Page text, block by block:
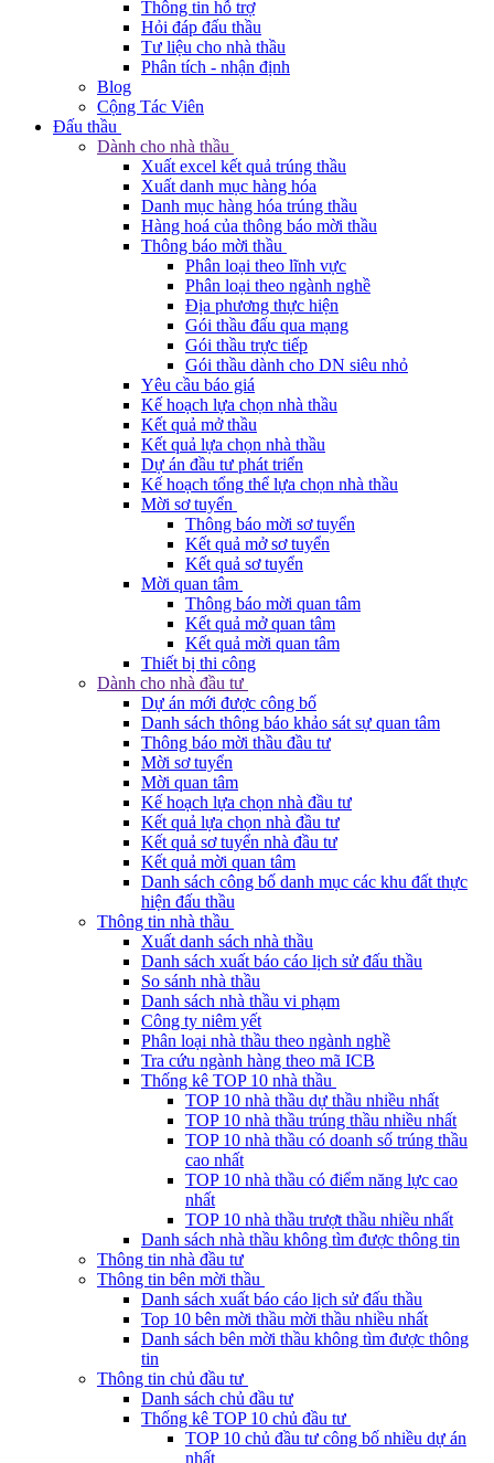
Thông tin hỗ trợ
Hỏi đáp đấu thầu
Tư liệu cho nhà thầu
Phân tích - nhận định
Blog
Cộng Tác Viên
Đấu thầu
Dành cho nhà thầu
Xuất excel kết quả trúng thầu
Xuất danh mục hàng hóa
Danh mục hàng hóa trúng thầu
Hàng hoá của thông báo mời thầu
Thông báo mời thầu
Phân loại theo lĩnh vực
Phân loại theo ngành nghề
Địa phương thực hiện
Gói thầu đấu qua mạng
Gói thầu trực tiếp
Gói thầu dành cho DN siêu nhỏ
Yêu cầu báo giá
Kế hoạch lựa chọn nhà thầu
Kết quả mở thầu
Kết quả lựa chọn nhà thầu
Dự án đầu tư phát triển
Kế hoạch tổng thể lựa chọn nhà thầu
Mời sơ tuyển
Thông báo mời sơ tuyển
Kết quả mở sơ tuyển
Kết quả sơ tuyển
Mời quan tâm
Thông báo mời quan tâm
Kết quả mở quan tâm
Kết quả mời quan tâm
Thiết bị thi công
Dành cho nhà đầu tư
Dự án mới được công bố
Danh sách thông báo khảo sát sự quan tâm
Thông báo mời thầu đầu tư
Mời sơ tuyển
Mời quan tâm
Kế hoạch lựa chọn nhà đầu tư
Kết quả lựa chọn nhà đầu tư
Kết quả sơ tuyển nhà đầu tư
Kết quả mời quan tâm
Danh sách công bố danh mục các khu đất thực
hiện đấu thầu
Thông tin nhà thầu
Xuất danh sách nhà thầu
Danh sách xuất báo cáo lịch sử đấu thầu
So sánh nhà thầu
Danh sách nhà thầu vi phạm
Công ty niêm yết
Phân loại nhà thầu theo ngành nghề
Tra cứu ngành hàng theo mã ICB
Thống kê TOP 10 nhà thầu
TOP 10 nhà thầu dự thầu nhiều nhất
TOP 10 nhà thầu trúng thầu nhiều nhất
TOP 10 nhà thầu có doanh số trúng thầu
cao nhất
TOP 10 nhà thầu có điểm năng lực cao
nhất
TOP 10 nhà thầu trượt thầu nhiều nhất
Danh sách nhà thầu không tìm được thông tin
Thông tin nhà đầu tư
Thông tin bên mời thầu
Danh sách xuất báo cáo lịch sử đấu thầu
Top 10 bên mời thầu mời thầu nhiều nhất
Danh sách bên mời thầu không tìm được thông
tin
Thông tin chủ đầu tư
Danh sách chủ đầu tư
Thống kê TOP 10 chủ đầu tư
TOP 10 chủ đầu tư công bố nhiều dự án
nhất